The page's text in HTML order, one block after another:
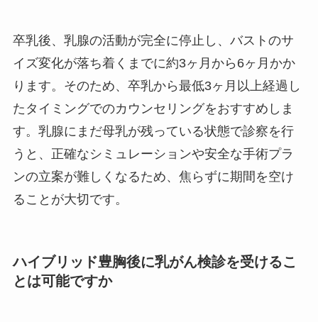
卒乳後、乳腺の活動が完全に停止し、バストのサ
イズ変化が落ち着くまでに約3ヶ月から6ヶ月かか
ります。そのため、卒乳から最低3ヶ月以上経過し
たタイミングでのカウンセリングをおすすめしま
す。乳腺にまだ母乳が残っている状態で診察を行
うと、正確なシミュレーションや安全な手術プラ
ンの立案が難しくなるため、焦らずに期間を空け
ることが大切です。
ハイブリッド豊胸後に乳がん検診を受けるこ
とは可能ですか